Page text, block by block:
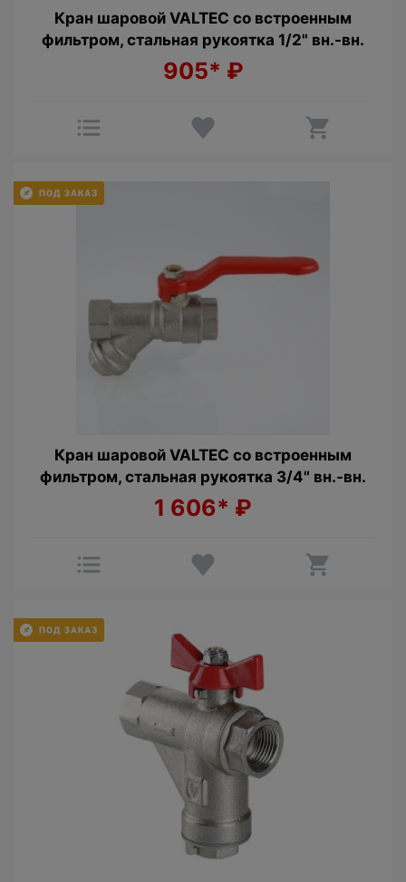
Кран шаровой VALTEC со встроенным
фильтром, стальная рукоятка 1/2" вн.-вн.
905* ₽
Кран шаровой VALTEC со встроенным
фильтром, стальная рукоятка 3/4" вн.-вн.
1 606* ₽